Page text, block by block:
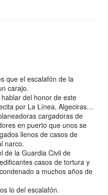
que el escalafón de la
carajo.
del honor de este
por La Línea, Algeciras…
cargadoras de
en puerto que unos se
llenos de casos de
narco.
de la Guardia Civil de
casos de tortura y
a muchos años de
lo del escalafón.